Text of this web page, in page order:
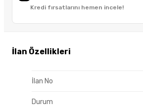
Kredi fırsatlarını hemen incele!
İlan Özellikleri
İlan No
Durum